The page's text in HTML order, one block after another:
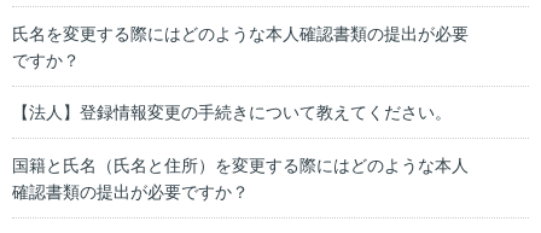
氏名を変更する際にはどのような本人確認書類の提出が必要
ですか？
【法人】登録情報変更の手続きについて教えてください。
国籍と氏名（氏名と住所）を変更する際にはどのような本人
確認書類の提出が必要ですか？